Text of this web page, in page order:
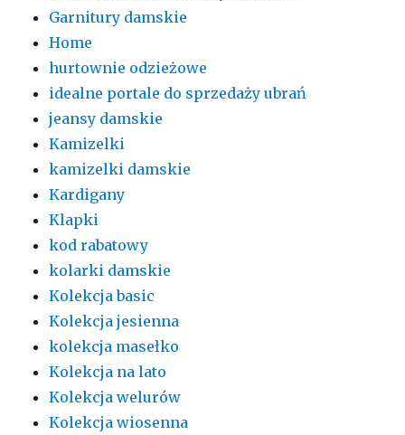
Garnitury damskie
Home
hurtownie odzieżowe
idealne portale do sprzedaży ubrań
jeansy damskie
Kamizelki
kamizelki damskie
Kardigany
Klapki
kod rabatowy
kolarki damskie
Kolekcja basic
Kolekcja jesienna
kolekcja masełko
Kolekcja na lato
Kolekcja welurów
Kolekcja wiosenna